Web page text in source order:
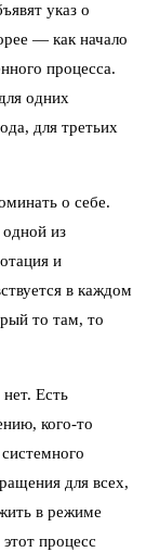
указ о
— как начало
процесса.
одних
для третьих
о себе.
из
и
в каждом
то там, то
Есть
кого-то
для всех,
в режиме
процесс